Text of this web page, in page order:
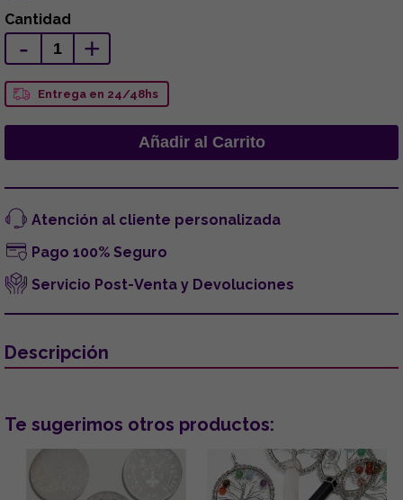
Cantidad
- +
Entrega en 24/48hs
Atención al cliente personalizada
Pago 100% Seguro
Servicio Post-Venta y Devoluciones
Descripción
Te sugerimos otros productos: